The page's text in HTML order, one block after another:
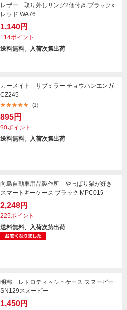
レザー 取り外しリング2個付き ブラックx
レッド WA76
1,140円
114ポイント
送料無料、入荷次第出荷
カーメイト サブミラー チョウハンエンガ
CZ245
(1)
895円
90ポイント
送料無料、入荷次第出荷
向島自動車用品製作所 やっぱり猫が好き
スマートキーケース ブラック MPC015
2,248円
225ポイント
送料無料、入荷次第出荷
明邦 レトロティッシュケース スヌーピー
SN129スヌーピー
1,450円